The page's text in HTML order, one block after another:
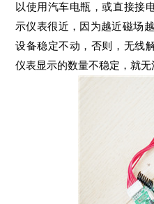
以使用汽车电瓶，或直接接
示仪表很近，因为越近磁场
设备稳定不动，否则，无线
仪表显示的数量不稳定，就无